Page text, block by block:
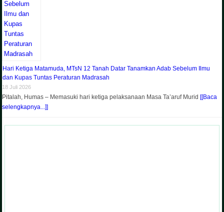
Hari Ketiga Matamuda, MTsN 12 Tanah Datar Tanamkan Adab Sebelum Ilmu
dan Kupas Tuntas Peraturan Madrasah
18 Juli 2026
Pitalah, Humas – Memasuki hari ketiga pelaksanaan Masa Ta’aruf Murid[[Baca
selengkapnya...]]